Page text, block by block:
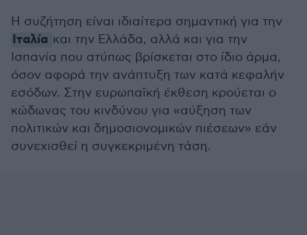
Η συζήτηση είναι ιδιαίτερα σημαντική για την
Ιταλία και την Ελλάδα, αλλά και για την
Ισπανία που ατύπως βρίσκεται στο ίδιο άρμα,
όσον αφορά την ανάπτυξη των κατά κεφαλήν
εσόδων. Στην ευρωπαϊκή έκθεση κρούεται ο
κώδωνας του κινδύνου για «αύξηση των
πολιτικών και δημοσιονομικών πιέσεων» εάν
συνεχισθεί η συγκεκριμένη τάση.